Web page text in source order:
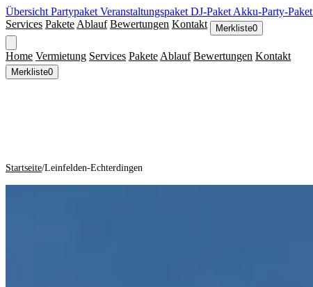
Übersicht Partypaket Veranstaltungspaket DJ-Paket Akku-Party-Paket
Services Pakete Ablauf Bewertungen Kontakt Merkliste0
Home Vermietung Services Pakete Ablauf Bewertungen Kontakt
Merkliste0
Startseite/Leinfelden-Echterdingen